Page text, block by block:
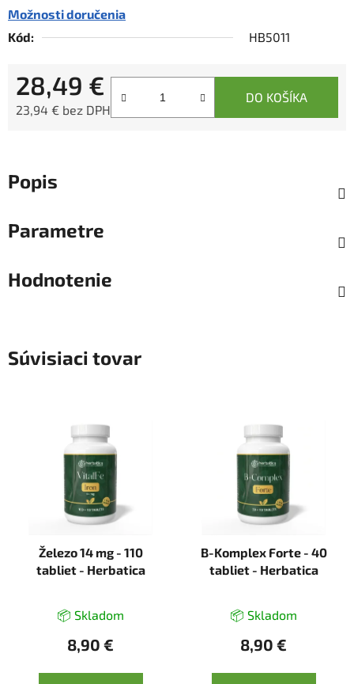
Možnosti doručenia
Kód:
HB5011
28,49 €
23,94 € bez DPH
DO KOŠÍKA
Popis
Parametre
Hodnotenie
Súvisiaci tovar
Železo 14 mg - 110
tabliet - Herbatica
📦 Skladom
8,90 €
B-Komplex Forte - 40
tabliet - Herbatica
📦 Skladom
8,90 €